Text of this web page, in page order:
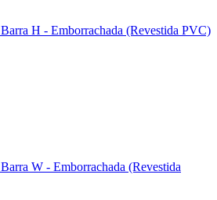
Barra H - Emborrachada (Revestida PVC)
Barra W - Emborrachada (Revestida